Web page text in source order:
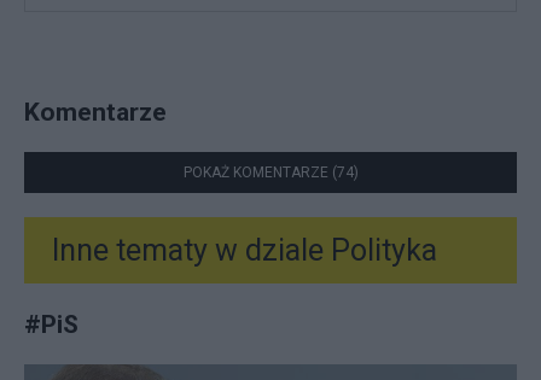
Komentarze
POKAŻ KOMENTARZE (74)
Inne tematy w dziale Polityka
#PiS